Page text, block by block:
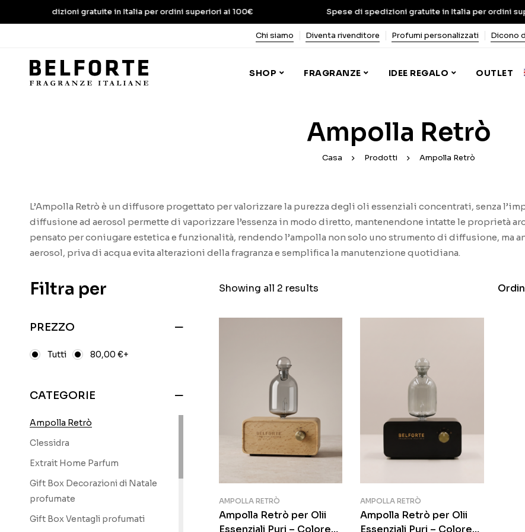
di spedizioni gratuite in Italia per ordini superiori ai 100€ Spese di spedizioni gratuite in Italia per ordini
Chi siamo Diventa rivenditore Profumi personalizzati Dicono
SHOP FRAGRANZE IDEE REGALO OUTLET
Ampolla Retrò
Casa Prodotti Ampolla Retrò
L’Ampolla Retrò è un diffusore progettato per valorizzare la purezza degli oli essenziali concentrati, senza
diffusione ad aerosol permette di vaporizzare l’essenza in modo diretto, mantenendone intatte le proprietà
pensato per coniugare estetica e funzionalità, rendendo l’ampolla non solo uno strumento di diffusione, ma
aerosol, priva di acqua evita alterazioni della fragranza e semplifica la manutenzione quotidiana.
Filtra per
PREZZO
Tutti 80,00 €+
CATEGORIE
Ampolla Retrò
Clessidra
Extrait Home Parfum
Gift Box Decorazioni di Natale
profumate
Gift Box Ventagli profumati
Showing all 2 results
AMPOLLA RETRÒ
Ampolla Retrò per Olii
Essenziali Puri – Colore
AMPOLLA RETRÒ
Ampolla Retrò per Olii
Essenziali Puri – Colore